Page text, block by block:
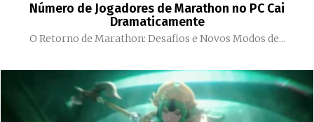
Número de Jogadores de Marathon no PC Cai
Dramaticamente
O Retorno de Marathon: Desafios e Novos Modos de...